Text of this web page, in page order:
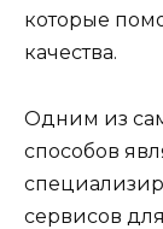
которые
качества.
Одним из
способов
сервисов